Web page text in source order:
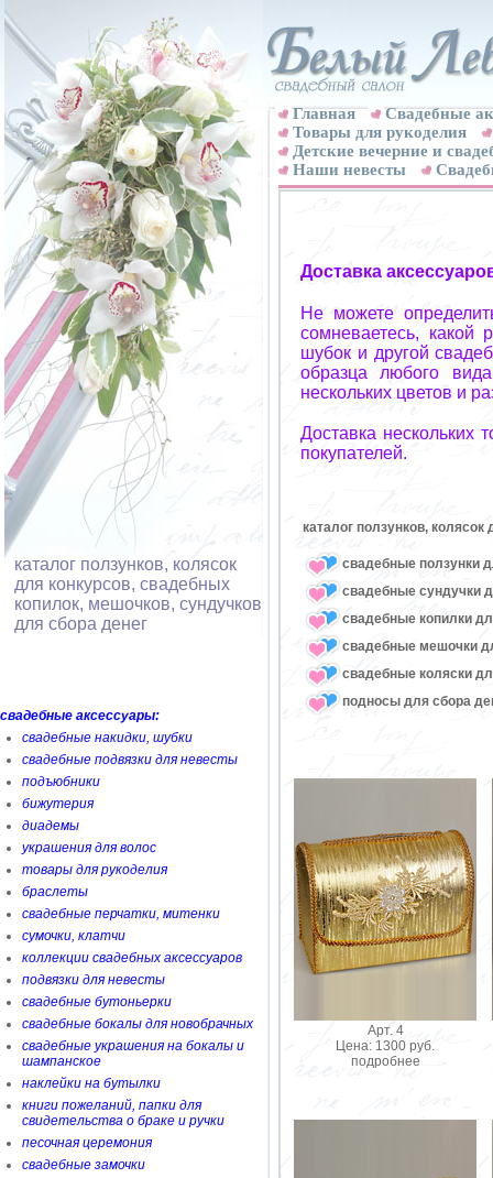
каталог ползунков, колясок
для конкурсов, свадебных
копилок, мешочков, сундучков
для сбора денег
свадебные аксессуары:
свадебные накидки, шубки
свадебные подвязки для невесты
подъюбники
бижутерия
диадемы
украшения для волос
товары для рукоделия
браслеты
свадебные перчатки, митенки
сумочки, клатчи
коллекции свадебных аксессуаров
подвязки для невесты
свадебные бутоньерки
свадебные бокалы для новобрачных
свадебные украшения на бокалы и
шампанское
наклейки на бутылки
книги пожеланий, папки для
свидетельства о браке и ручки
песочная церемония
свадебные замочки
Главная
Свадебные
Товары для рукоделия
Детские вечерние и
Наши невесты
Доставка
Не можете
сомневаетесь, какой
шубок и другой
образца любого
нескольких цветов и
Доставка нескольких
покупателей.
каталог ползунков,
свадебные ползунки
свадебные сундучки
свадебные копилки
свадебные мешочки
свадебные коляски
подносы для сбора
Арт. 4
Цена: 1300 руб.
подробнее